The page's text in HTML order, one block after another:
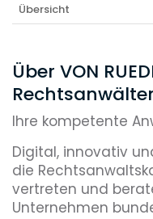
Übersicht
Über VON
Ihre kompetente
Digital, innovativ
die
vertreten und
Unternehmen